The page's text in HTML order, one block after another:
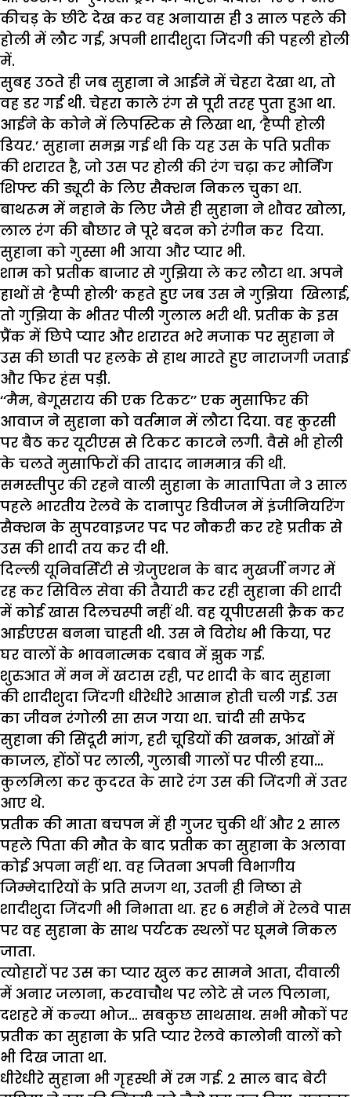
कीचड़ के छींटे देख कर वह अनायास ही 3 साल पहले की
होली में लौट गई, अपनी शादीशुदा जिंदगी की पहली होली
में.
सुबह उठते ही जब सुहाना ने आईने में चेहरा देखा था, तो
वह डर गई थी. चेहरा काले रंग से पूरी तरह पुता हुआ था.
आईने के कोने में लिपस्टिक से लिखा था, ‘हैप्पी होली
डियर.’ सुहाना समझ गई थी कि यह उस के पति प्रतीक
की शरारत है, जो उस पर होली की रंग चढ़ा कर मौर्निंग
शिफ्ट की ड्यूटी के लिए सैक्शन निकल चुका था.
बाथरूम में नहाने के लिए जैसे ही सुहाना ने शौवर खोला,
लाल रंग की बौछार ने पूरे बदन को रंगीन कर दिया.
सुहाना को गुस्सा भी आया और प्यार भी.
शाम को प्रतीक बाजार से गुझिया ले कर लौटा था. अपने
हाथों से ‘हैप्पी होली’ कहते हुए जब उस ने गुझिया खिलाई,
तो गुझिया के भीतर पीली गुलाल भरी थी. प्रतीक के इस
प्रैंक में छिपे प्यार और शरारत भरे मजाक पर सुहाना ने
उस की छाती पर हलके से हाथ मारते हुए नाराजगी जताई
और फिर हंस पड़ी.
‘‘मैम, बेगूसराय की एक टिकट’’ एक मुसाफिर की
आवाज ने सुहाना को वर्तमान में लौटा दिया. वह कुरसी
पर बैठ कर यूटीएस से टिकट काटने लगी. वैसे भी होली
के चलते मुसाफिरों की तादाद नाममात्र की थी.
समस्तीपुर की रहने वाली सुहाना के मातापिता ने 3 साल
पहले भारतीय रेलवे के दानापुर डिवीजन में इंजीनियरिंग
सैक्शन के सुपरवाइजर पद पर नौकरी कर रहे प्रतीक से
उस की शादी तय कर दी थी.
दिल्ली यूनिवर्सिटी से ग्रेजुएशन के बाद मुखर्जी नगर में
रह कर सिविल सेवा की तैयारी कर रही सुहाना की शादी
में कोई खास दिलचस्पी नहीं थी. वह यूपीएससी क्रैक कर
आईएएस बनना चाहती थी. उस ने विरोध भी किया, पर
घर वालों के भावनात्मक दबाव में झुक गई.
शुरुआत में मन में खटास रही, पर शादी के बाद सुहाना
की शादीशुदा जिंदगी धीरेधीरे आसान होती चली गई. उस
का जीवन रंगोली सा सज गया था. चांदी सी सफेद
सुहाना की सिंदूरी मांग, हरी चूडि़यों की खनक, आंखों में
काजल, होंठों पर लाली, गुलाबी गालों पर पीली हया…
कुलमिला कर कुदरत के सारे रंग उस की जिंदगी में उतर
आए थे.
प्रतीक की माता बचपन में ही गुजर चुकी थीं और 2 साल
पहले पिता की मौत के बाद प्रतीक का सुहाना के अलावा
कोई अपना नहीं था. वह जितना अपनी विभागीय
जिम्मेदारियों के प्रति सजग था, उतनी ही निष्ठा से
शादीशुदा जिंदगी भी निभाता था. हर 6 महीने में रेलवे पास
पर वह सुहाना के साथ पर्यटक स्थलों पर घूमने निकल
जाता.
त्योहारों पर उस का प्यार खुल कर सामने आता, दीवाली
में अनार जलाना, करवाचौथ पर लोटे से जल पिलाना,
दशहरे में कन्या भोज… सबकुछ साथसाथ. सभी मौकों पर
प्रतीक का सुहाना के प्रति प्यार रेलवे कालोनी वालों को
भी दिख जाता था.
धीरेधीरे सुहाना भी गृहस्थी में रम गई. 2 साल बाद बेटी